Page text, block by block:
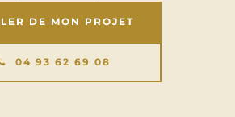
DE MON PROJET
04 93 62 69 08